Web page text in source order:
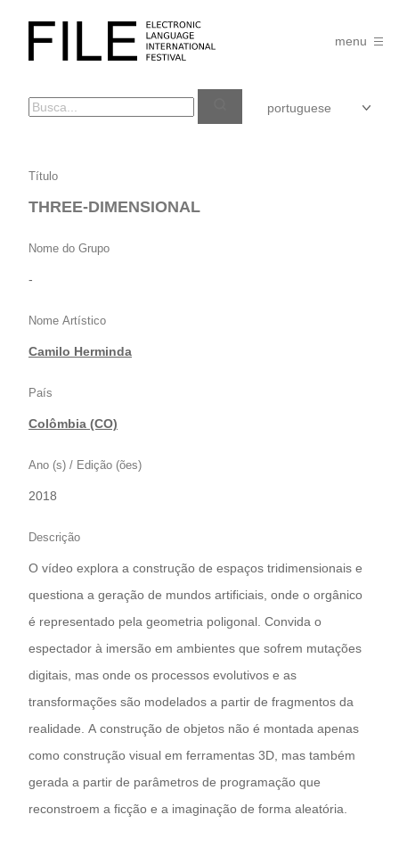
FILE
FESTIVAL
menu
THREE-
DIMENSIONAL
Título
THREE-DIMENSIONAL
Nome do Grupo
-
Nome Artístico
Camilo Herminda
País
Colômbia (CO)
Ano (s) / Edição (ões)
2018
Descrição
O vídeo explora a construção de espaços tridimensionais e
questiona a geração de mundos artificiais, onde o orgânico
é representado pela geometria poligonal. Convida o
espectador à imersão em ambientes que sofrem mutações
digitais, mas onde os processos evolutivos e as
transformações são modelados a partir de fragmentos da
realidade. A construção de objetos não é montada apenas
como construção visual em ferramentas 3D, mas também
gerada a partir de parâmetros de programação que
reconstroem a ficção e a imaginação de forma aleatória.